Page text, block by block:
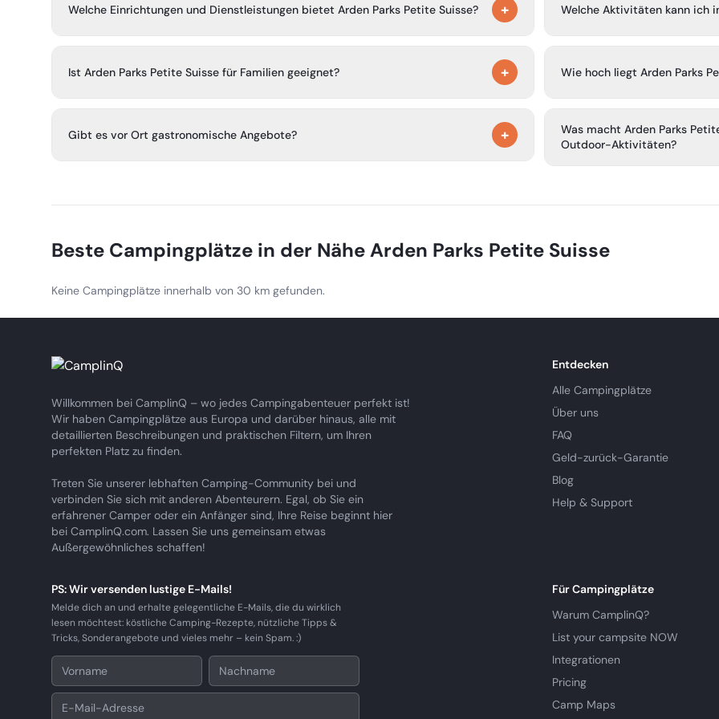
Wohnmobile sowie Mietunterkünfte, darunter voll ausgestattete Mobilheime, Chalets,
Welche Einrichtungen und Dienstleistungen bietet Arden Parks Petite Suisse?
+
vor Ort, Animationsprogramme für Kinder, einen kleinen Laden und Spielplätze.
Welche Aktivitäten kann ich
Rafting, Klettern,
Ist Arden Parks Petite Suisse für Familien geeignet? +
Einrichtungen für Kinder.
Wie hoch liegt Arden Parks
Gibt es vor Ort gastronomische Angebote?
+
Was macht Arden Parks
Outdoor-Aktivitäten?
verschiedenen
Beste Campingplätze in der NäheArden Parks Petite Suisse
Keine Campingplätze innerhalb von 30 km gefunden.
Willkommen bei CamplinQ – wo jedes Campingabenteuer perfekt ist!
Wir haben Campingplätze aus Europa und darüber hinaus, alle mit
detaillierten Beschreibungen und praktischen Filtern, um Ihren
perfekten Platz zu finden.
Treten Sie unserer lebhaften Camping-Community bei und
verbinden Sie sich mit anderen Abenteurern. Egal, ob Sie ein
erfahrener Camper oder ein Anfänger sind, Ihre Reise beginnt hier
bei CamplinQ.com. Lassen Sie uns gemeinsam etwas
Außergewöhnliches schaffen!
Entdecken
Alle Campingplätze
Über uns
FAQ
Geld-zurück-Garantie
Blog
Help & Support
PS: Wir versenden lustige E-Mails!
Melde dich an und erhalte gelegentliche E-Mails, die du wirklich
lesen möchtest: köstliche Camping-Rezepte, nützliche Tipps &
Tricks, Sonderangebote und vieles mehr – kein Spam. :)
Für Campingplätze
Warum CamplinQ?
List your campsite NOW
Integrationen
Pricing
Camp Maps